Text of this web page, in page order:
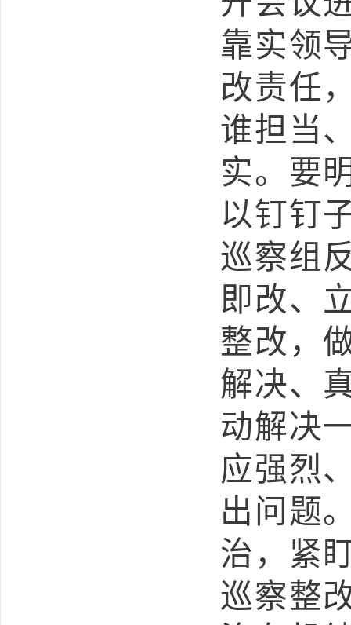
靠实领
改责任
谁担当
实。要
以钉钉
巡察组
即改、
整改，
解决、
动解决
应强烈
出问题
治，紧
巡察整